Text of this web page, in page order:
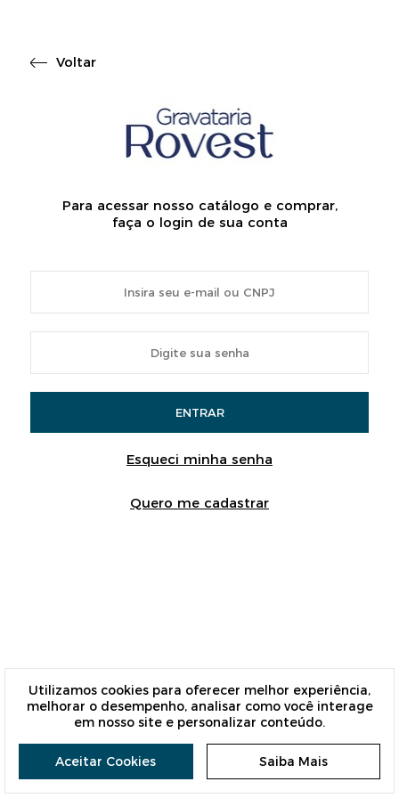
Voltar
Para acessar nosso catálogo e comprar,
faça o login de sua conta
Esqueci minha senha
Quero me cadastrar
Utilizamos cookies para oferecer melhor experiência,
melhorar o desempenho, analisar como você interage
em nosso site e personalizar conteúdo.
Aceitar Cookies Saiba Mais